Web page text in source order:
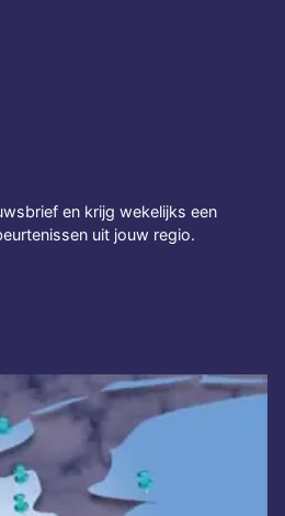
en krijg wekelijks een
uit jouw regio.